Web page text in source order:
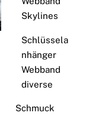
Skylines
Schlüssela
nhänger
Webband
diverse
Schmuck